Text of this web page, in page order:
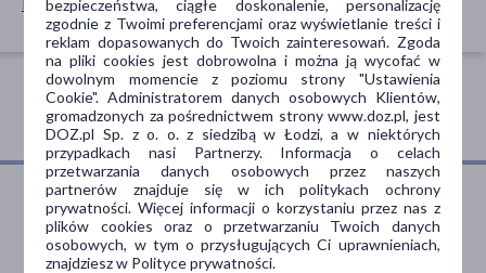
Porozmawiaj z farmaceutą
bezpieczeństwa, ciągłe doskonalenie, personalizację
zgodnie z Twoimi preferencjami oraz wyświetlanie treści i
reklam dopasowanych do Twoich zainteresowań. Zgoda
na pliki cookies jest dobrowolna i można ją wycofać w
dowolnym momencie z poziomu strony "Ustawienia
Cookie". Administratorem danych osobowych Klientów,
gromadzonych za pośrednictwem strony www.doz.pl, jest
DOZ.pl Sp. z o. o. z siedzibą w Łodzi, a w niektórych
przypadkach nasi Partnerzy. Informacja o celach
przetwarzania danych osobowych przez naszych
partnerów znajduje się w ich politykach ochrony
prywatności. Więcej informacji o korzystaniu przez nas z
plików cookies oraz o przetwarzaniu Twoich danych
osobowych, w tym o przysługujących Ci uprawnieniach,
znajdziesz w Polityce prywatności.